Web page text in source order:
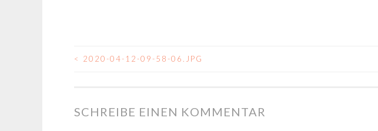
BEITRAGSNAVIGATION
< 2020-04-12-09-58-06.JPG
SCHREIBE EINEN KOMMENTAR